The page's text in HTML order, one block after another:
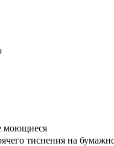
моющиеся
тиснения на